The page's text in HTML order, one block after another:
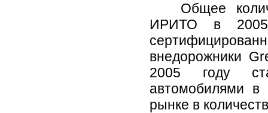
Общее
ИРИТО в 2005
внедорожники
2005 году
автомобилями
рынке в